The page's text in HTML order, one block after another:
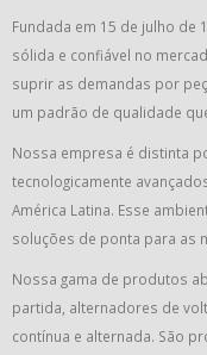
Fundada em 15 de julho de
sólida e confiável no
suprir as demandas por
um padrão de qualidade
Nossa empresa é distinta
tecnologicamente
América Latina. Esse
soluções de ponta para as
Nossa gama de produtos
partida, alternadores de
contínua e alternada. São